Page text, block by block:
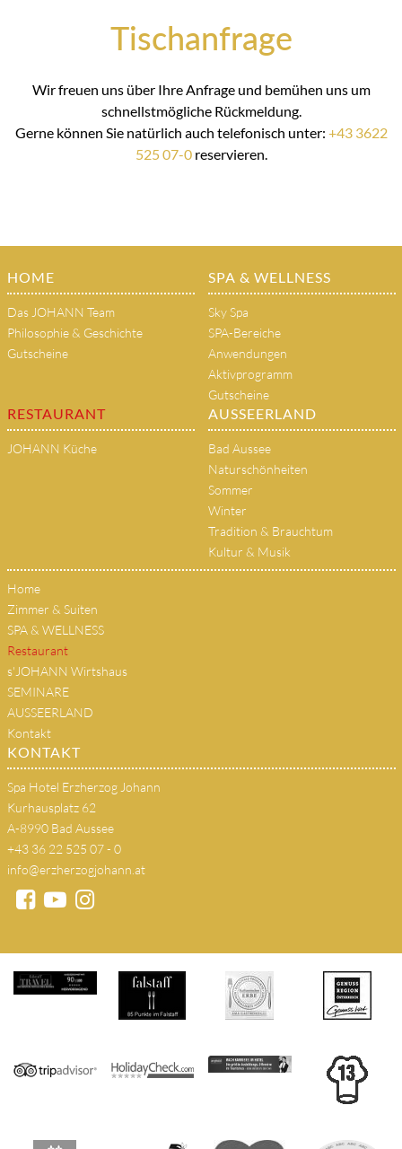
Tischanfrage
Wir freuen uns über Ihre Anfrage und bemühen uns um
schnellstmögliche Rückmeldung.
Gerne können Sie natürlich auch telefonisch unter: +43 3622
525 07-0reservieren.
HOME
Das JOHANN Team
Philosophie & Geschichte
Gutscheine
SPA & WELLNESS
Sky Spa
SPA-Bereiche
Anwendungen
Aktivprogramm
Gutscheine
RESTAURANT
JOHANN Küche
AUSSEERLAND
Bad Aussee
Naturschönheiten
Sommer
Winter
Tradition & Brauchtum
Kultur & Musik
Home
Zimmer & Suiten
SPA & WELLNESS
Restaurant
s'JOHANN Wirtshaus
SEMINARE
AUSSEERLAND
Kontakt
KONTAKT
Spa Hotel Erzherzog Johann
Kurhausplatz 62
A-8990 Bad Aussee
+43 36 22 525 07 - 0
info@erzherzogjohann.at